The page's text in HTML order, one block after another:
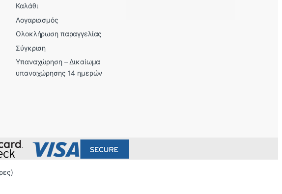
Καλάθι
Λογαριασμός
Ολοκλήρωση παραγγελίας
Σύγκριση
Υπαναχώρηση – Δικαίωμα
υπαναχώρησης 14 ημερών